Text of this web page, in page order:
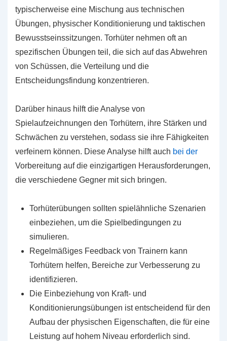
typischerweise eine Mischung aus technischen
Übungen, physischer Konditionierung und taktischen
Bewusstseinssitzungen. Torhüter nehmen oft an
spezifischen Übungen teil, die sich auf das Abwehren
von Schüssen, die Verteilung und die
Entscheidungsfindung konzentrieren.
Darüber hinaus hilft die Analyse von
Spielaufzeichnungen den Torhütern, ihre Stärken und
Schwächen zu verstehen, sodass sie ihre Fähigkeiten
verfeinern können. Diese Analyse hilft auch bei der
Vorbereitung auf die einzigartigen Herausforderungen,
die verschiedene Gegner mit sich bringen.
Torhüterübungen sollten spielähnliche Szenarien
einbeziehen, um die Spielbedingungen zu
simulieren.
Regelmäßiges Feedback von Trainern kann
Torhütern helfen, Bereiche zur Verbesserung zu
identifizieren.
Die Einbeziehung von Kraft- und
Konditionierungsübungen ist entscheidend für den
Aufbau der physischen Eigenschaften, die für eine
Leistung auf hohem Niveau erforderlich sind.